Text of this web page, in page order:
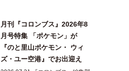
月刊『コロンブス』2026年8
月号特集 「ポケモン」が
『のと里山ポケモン・ ウィ
ズ・ユー空港』でお出迎え